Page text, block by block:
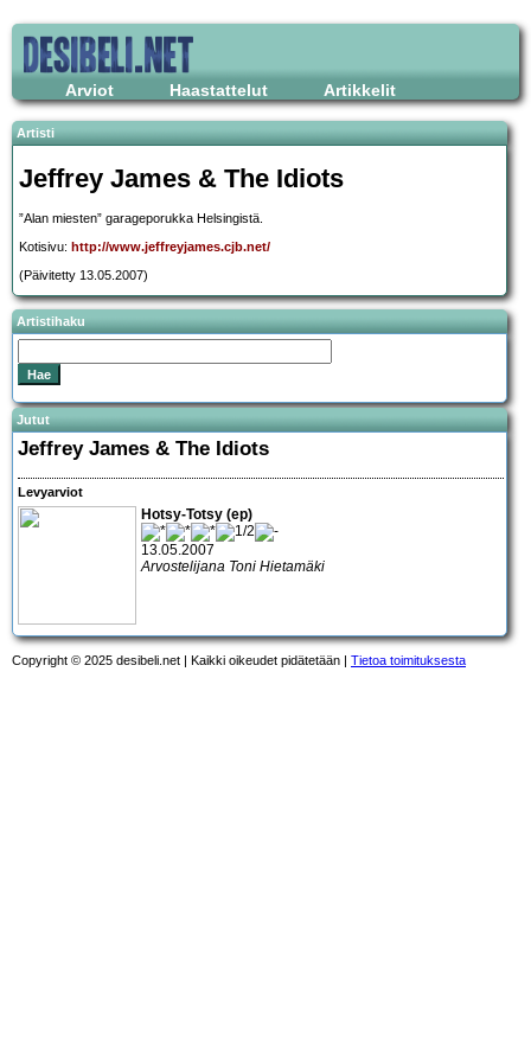
Arviot Haastattelut Artikkelit
Artisti
Jeffrey James & The Idiots
”Alan miesten” garageporukka Helsingistä.
Kotisivu: http://www.jeffreyjames.cjb.net/
(Päivitetty 13.05.2007)
Artistihaku
Jutut
Jeffrey James & The Idiots
Levyarviot
Hotsy-Totsy (ep)
13.05.2007
Arvostelijana Toni Hietamäki
Copyright © 2025 desibeli.net | Kaikki oikeudet pidätetään | Tietoa toimituksesta